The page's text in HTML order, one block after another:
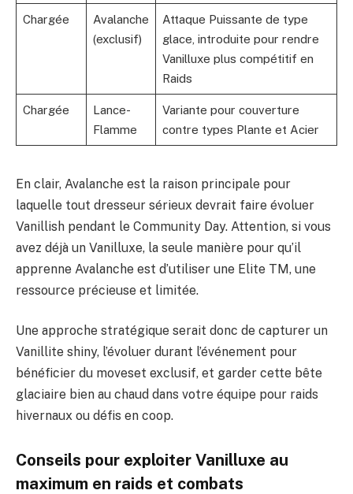
Chargée
Avalanche
(exclusif)
Attaque Puissante de type
glace, introduite pour rendre
Vanilluxe plus compétitif en
Raids
Chargée
Lance-
Flamme
Variante pour couverture
contre types Plante et Acier
En clair, Avalanche est la raison principale pour
laquelle tout dresseur sérieux devrait faire évoluer
Vanillish pendant le Community Day. Attention, si vous
avez déjà un Vanilluxe, la seule manière pour qu’il
apprenne Avalanche est d’utiliser une Elite TM, une
ressource précieuse et limitée.
Une approche stratégique serait donc de capturer un
Vanillite shiny, l’évoluer durant l’événement pour
bénéficier du moveset exclusif, et garder cette bête
glaciaire bien au chaud dans votre équipe pour raids
hivernaux ou défis en coop.
Conseils pour exploiter Vanilluxe au
maximum en raids et combats